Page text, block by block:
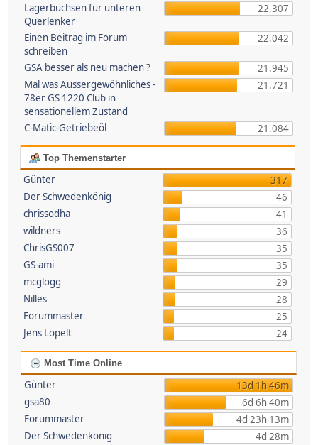
Lagerbuchsen für unteren
Querlenker
22.307
Einen Beitrag im Forum
schreiben
22.042
GSA besser als neu machen ?
21.945
Mal was Aussergewöhnliches -
78er GS 1220 Club in
sensationellem Zustand
21.721
C-Matic-Getriebeöl 21.084
Top Themenstarter
Günter
317
Der Schwedenkönig
46
chrissodha
41
wildners
36
ChrisGS007
35
GS-ami
35
mcglogg
29
Nilles
28
Forummaster
25
Jens Löpelt
24
Most Time Online
Günter
13d 1h 46m
gsa80
6d 6h 40m
Forummaster
4d 23h 13m
Der Schwedenkönig
4d 28m